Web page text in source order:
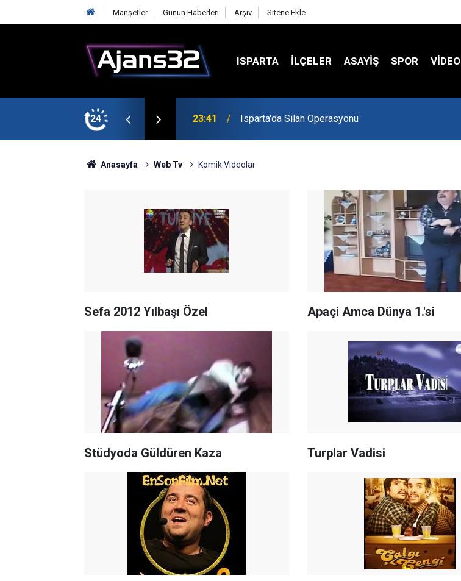
Manşetler Günün Haberleri Arşiv Sitene Ekle
ISPARTA İLÇELER ASAYİŞ SPOR VIDEO
24 23:21 6 Mart Spor Salonu Yeniden Yükseliyor
Anasayfa Web Tv Komik Videolar
Sefa 2012 Yılbaşı Özel Apaçi Amca Dünya 1.'si
Stüdyoda Güldüren Kaza Turplar Vadisi